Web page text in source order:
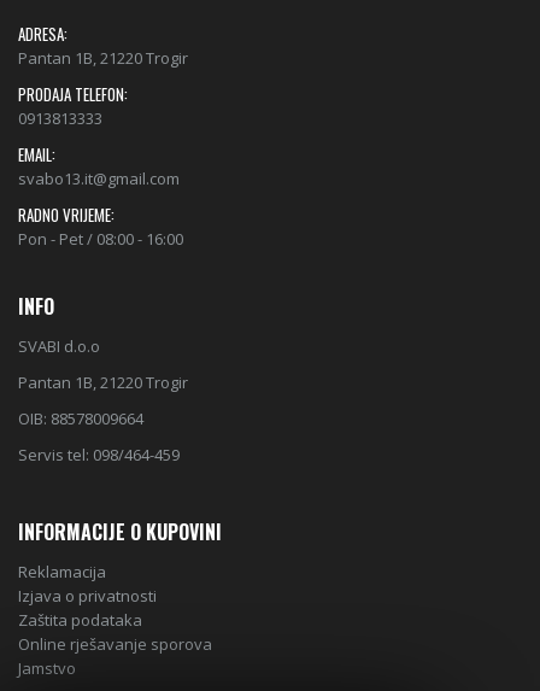
ADRESA:
Pantan 1B, 21220 Trogir
PRODAJA TELEFON:
0913813333
EMAIL:
svabo13.it@gmail.com
RADNO VRIJEME:
Pon - Pet / 08:00 - 16:00
INFO
SVABI d.o.o
Pantan 1B, 21220 Trogir
OIB: 88578009664
Servis tel: 098/464-459
INFORMACIJE O KUPOVINI
Reklamacija
Izjava o privatnosti
Zaštita podataka
Online rješavanje sporova
Jamstvo